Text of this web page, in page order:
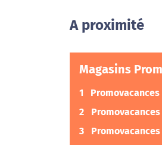
A proximité
Magasins
1 Promovacances
2 Promovacances
3 Promovacances